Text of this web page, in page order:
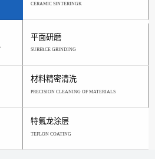
CERAMIC SINTERINGK
平面研磨
SURFACE GRINDING
材料精密清洗
PRECISION CLEANING OF MATERIALS
特氟龙涂层
TEFLON COATING